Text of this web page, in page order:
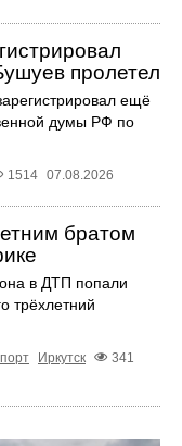
пролетел
ещё
думы РФ по
1514 07.08.2026
братом
в ДТП попали
трёхлетний
Иркутск
341